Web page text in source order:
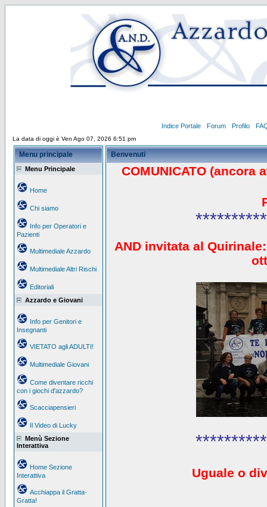
Indice Portale Forum Profilo
La data di oggi è Ven Ago 07, 2026 6:51 pm
Menu principale
Menu Principale
Home
Chi siamo
Info per Operatori e
Pazienti
Multimediale Azzardo
Multimediale Altri Rischi
Editoriali
Azzardo e Giovani
Info per Genitori e
Insegnanti
VIETATO agli ADULTI!
Multimediale Giovani
Come diventare ricchi
con i giochi d'azzardo?
Scacciapensieri
Il Video di Lucky
Menù Sezione
Interattiva
Home Sezione
Interattiva
Acchiappa il Gratta-
Gratta!
Benvenuti
COMUNICATO (ancora
AND invitata al
Uguale o